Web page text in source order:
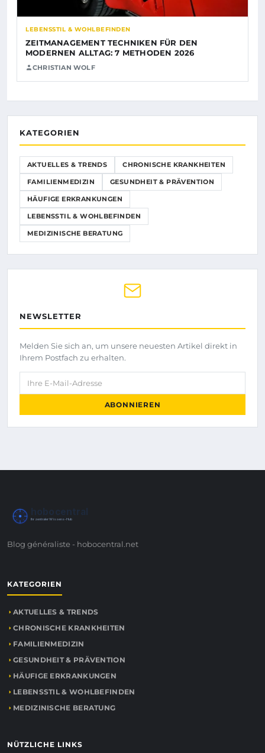
LEBENSSTIL & WOHLBEFINDEN
ZEITMANAGEMENT TECHNIKEN FÜR DEN
MODERNEN ALLTAG: 7 METHODEN 2026
CHRISTIAN WOLF
KATEGORIEN
AKTUELLES & TRENDS CHRONISCHE KRANKHEITEN
FAMILIENMEDIZIN GESUNDHEIT & PRÄVENTION
HÄUFIGE ERKRANKUNGEN
LEBENSSTIL & WOHLBEFINDEN
MEDIZINISCHE BERATUNG
NEWSLETTER
Melden Sie sich an, um unsere neuesten Artikel direkt in
Ihrem Postfach zu erhalten.
Ihre E-Mail-Adresse
ABONNIEREN
hobocentral
Ihr zentraler Wissens-Hub
Blog généraliste - hobocentral.net
KATEGORIEN
AKTUELLES & TRENDS
CHRONISCHE KRANKHEITEN
FAMILIENMEDIZIN
GESUNDHEIT & PRÄVENTION
HÄUFIGE ERKRANKUNGEN
LEBENSSTIL & WOHLBEFINDEN
MEDIZINISCHE BERATUNG
NÜTZLICHE LINKS